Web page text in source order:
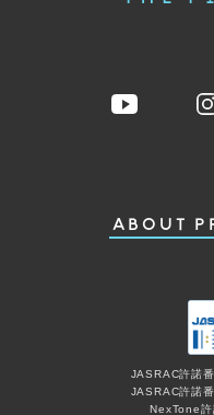
ABOUT
JASRAC許諾
JASRAC許諾
NexTone